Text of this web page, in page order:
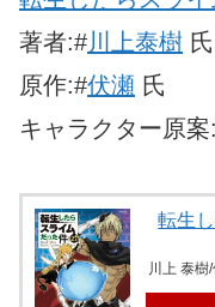
著者:#川上泰樹 氏
原作:#伏瀬 氏
キャラクター原
転生
川上 泰樹